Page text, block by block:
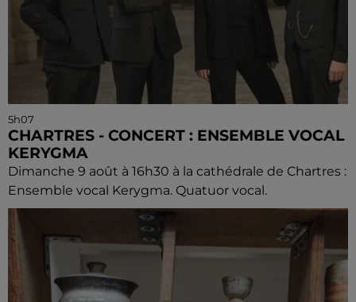
5h07
CHARTRES - CONCERT : ENSEMBLE VOCAL
KERYGMA
Dimanche 9 août à 16h30 à la cathédrale de Chartres :
Ensemble vocal Kerygma. Quatuor vocal.